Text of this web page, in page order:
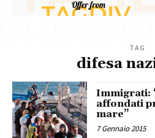
TAG
difesa
Immigrati:
affondati
mare”
7 Gennaio 2015